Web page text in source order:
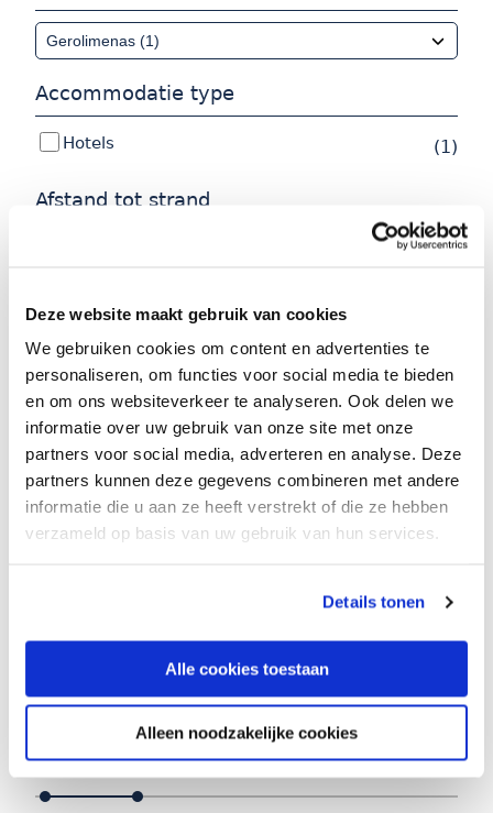
Deze website maakt gebruik van cookies
We gebruiken cookies om content en advertenties te
personaliseren, om functies voor social media te bieden
en om ons websiteverkeer te analyseren. Ook delen we
informatie over uw gebruik van onze site met onze
partners voor social media, adverteren en analyse. Deze
partners kunnen deze gegevens combineren met andere
informatie die u aan ze heeft verstrekt of die ze hebben
verzameld op basis van uw gebruik van hun services.
Details tonen
Alle cookies toestaan
Alleen noodzakelijke cookies
Faciliteiten
Zwembad (1)
(1)
Afstand tot strand
(1)
Tot 5000 meter
Tot 10000 meter (1)
Tot 15000 meter (1)
Accommodatie type
Hotels (1)